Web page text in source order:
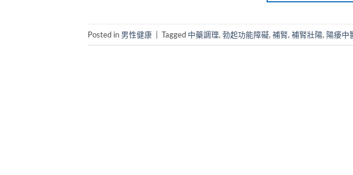
Posted in 男性健康 | Tagged 中藥調理, 勃起功能障礙, 補腎, 補腎壯陽, 陽痿中